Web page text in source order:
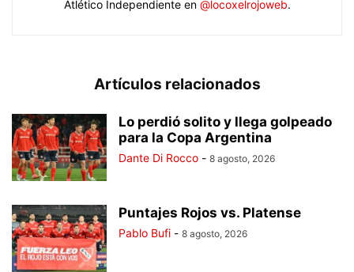
Atlético Independiente en @locoxelrojoweb.
Artículos relacionados
Lo perdió solito y llega golpeado
para la Copa Argentina
Dante Di Rocco - 8 agosto, 2026
Puntajes Rojos vs. Platense
Pablo Bufi - 8 agosto, 2026